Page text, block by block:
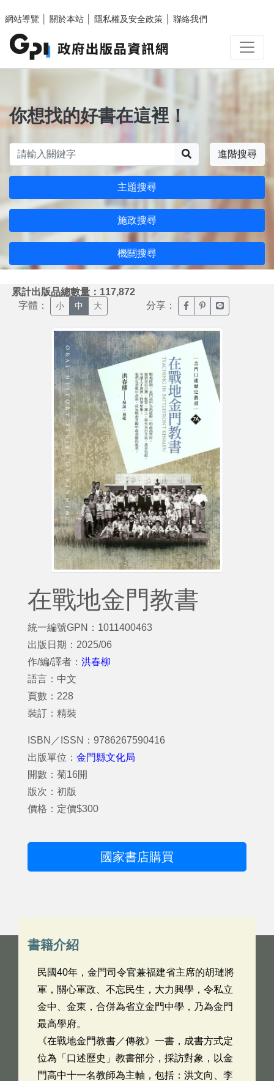
網站導覽
關於本站 隱私權及安全政策 聯絡我們
你想找的好書在這裡！
進階搜尋
主題搜尋
施政搜尋
機關搜尋
累計出版品總數量：117,872
字體： 小 中 大 分享： 臉書分享(另開新視窗)
噗浪分享(另開新
Line分享(另
在戰地金門教書
統一編號GPN：1011400463
出版日期：2025/06
作/編/譯者： 洪春柳
語言：中文
頁數：228
裝訂：精裝
ISBN／ISSN：9786267590416
出版單位： 金門縣文化局
開數：菊16開
版次：初版
價格：定價$300
國家書店購買
書籍介紹
民國40年，金門司令官兼福建省主席的胡璉將
軍，關心軍政、不忘民生，大力興學，令私立
金中、金東，合併為省立金門中學，乃為金門
最高學府。
《在戰地金門教書／傳教》一書，成書方式定
位為「口述歷史」教書部分，採訪對象，以金
門高中十一名教師為主軸，包括：洪文向、李